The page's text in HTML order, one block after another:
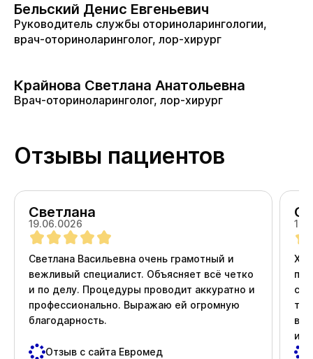
Бельский Денис Евгеньевич
Руководитель службы оториноларингологии,
врач-оториноларинголог, лор-хирург
Крайнова Светлана Анатольевна
Врач-оториноларинголог, лор-хирург
Отзывы пациентов
Светлана
19.06.0026
Светлана Васильевна очень грамотный и
вежливый специалист. Объясняет всё четко
и по делу. Процедуры проводит аккуратно и
профессионально. Выражаю ей огромную
благодарность.
Отзыв с сайта Евромед
и